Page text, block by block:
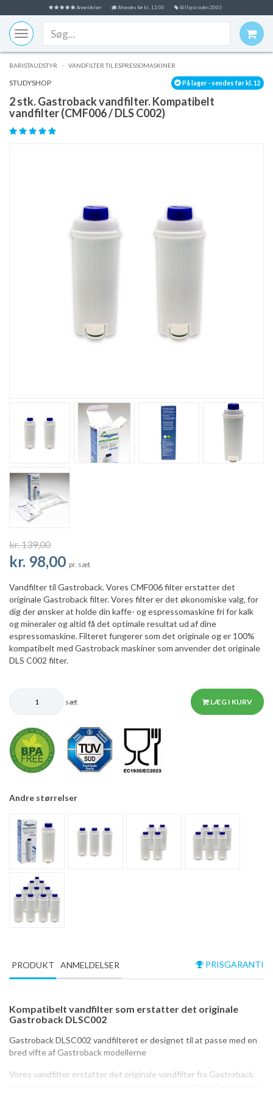
Anmeldelser Afsendes før kl. 12:00 Billigst siden 2003
Toggle
navigation
BARISTAUDSTYR VANDFILTER TIL ESPRESSOMASKINER
På lager - sendes før kl. 12
STUDYSHOP
2 stk. Gastroback vandfilter. Kompatibelt
vandfilter (CMF006 / DLS C002)
kr. 139,00
kr. 98,00 pr. sæt
Vandfilter til Gastroback. Vores CMF006 filter erstatter det
originale Gastroback filter. Vores filter er det økonomiske valg, for
dig der ønsker at holde din kaffe- og espressomaskine fri for kalk
og mineraler og altid få det optimale resultat ud af dine
espressomaskine. Filteret fungerer som det originale og er 100%
kompatibelt med Gastroback maskiner som anvender det originale
DLS C002 filter.
sæt LÆG I KURV
Andre størrelser
PRISGARANTI
PRODUKT ANMELDELSER
Kompatibelt vandfilter som erstatter det originale
Gastroback DLSC002
Gastroback DLSC002 vandfilteret er designet til at passe med en
bred vifte af Gastroback modellerne
Vores vandfilter erstatter det originale vandfilter fra Gastroback.